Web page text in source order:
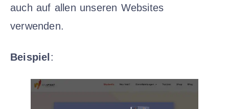
auch auf allen unseren Websites
verwenden.
Beispiel :